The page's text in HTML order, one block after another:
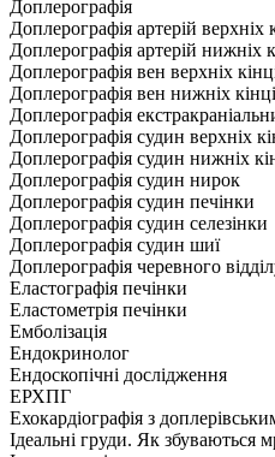
Доплерографія
Доплерографія артерій верхніх
Доплерографія артерій нижніх
Доплерографія вен верхніх
Доплерографія вен нижніх
Доплерографія
Доплерографія судин верхніх
Доплерографія судин нижніх
Доплерографія судин нирок
Доплерографія судин печінки
Доплерографія судин селезінки
Доплерографія судин шиї
Доплерографія черевного
Еластографія печінки
Еластометрія печінки
Емболізація
Ендокринолог
Ендоскопічні дослідження
ЕРХПГ
Ехокардіографія з
Ідеальні груди. Як збуваються